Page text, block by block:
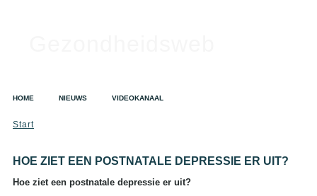
HOME NIEUWS VIDEOKANAAL
Start
HOE ZIET EEN POSTNATALE DEPRESSIE ER UIT?
Hoe ziet een postnatale depressie er uit?